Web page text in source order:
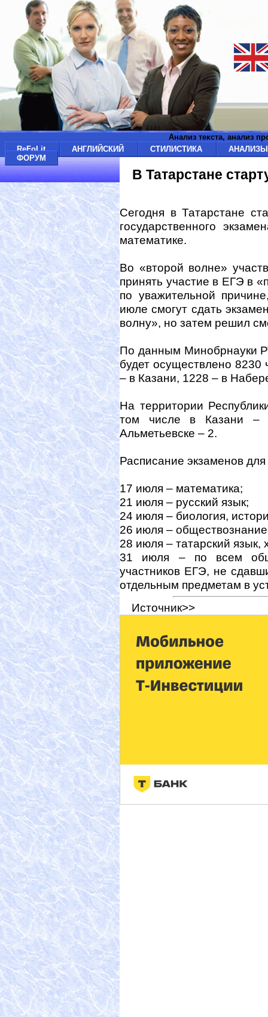
Анализ текста, анализ
ReFoLit
АНГЛИЙСКИЙ СТИЛИСТИКА
ФОРУМ
В Татарстане
Сегодня в Татарстане
государственного
математике.
Во «второй волне»
принять участие в ЕГЭ в
по уважительной
июле смогут сдать
волну», но затем решил
По данным Минобрнауки
будет осуществлено 8230
– в Казани, 1228 – в
На территории
том числе в Казани
Альметьевске – 2.
Расписание экзаменов
17 июля – математика;
21 июля – русский язык;
24 июля – биология,
26 июля –
28 июля – татарский язык,
31 июля – по всем
участников ЕГЭ, не
отдельным предметам в
Источник>>